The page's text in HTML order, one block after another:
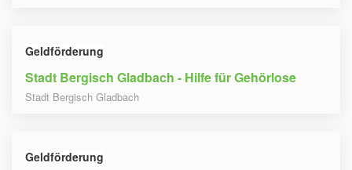
Geldförderung
Stadt Bergisch Gladbach - Hilfe für Gehörlose
Stadt Bergisch Gladbach
Geldförderung